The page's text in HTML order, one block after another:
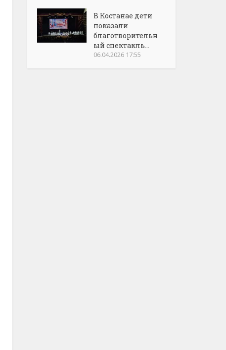
В Костанае дети
показали
благотворительн
ый спектакль...
06.04.2026 17:55